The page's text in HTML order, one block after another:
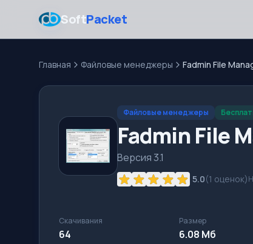
SoftPacket
Главная Файловые менеджеры Fadmin File
Файловые менеджеры
Fadmin File
Версия 3.1
5.0(1 оценок)
Скачивания
64
Размер
6.08 Mб